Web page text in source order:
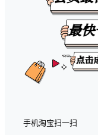
手机淘宝扫一扫